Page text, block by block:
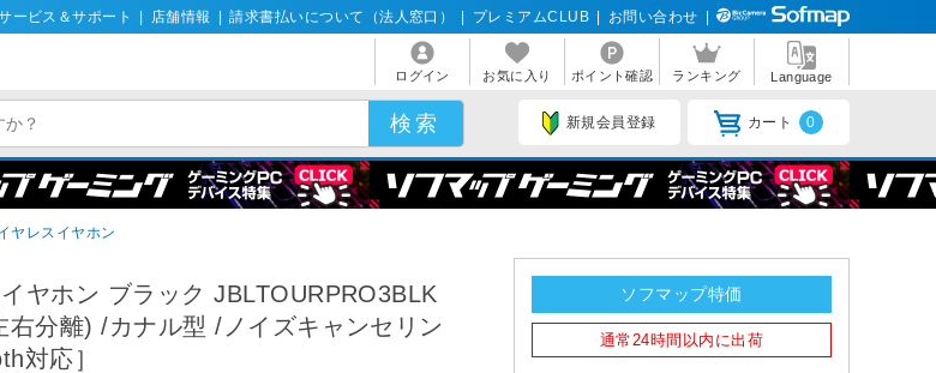
ービス＆サポート 店舗情報 請求書払いについて（法人窓口） プレミアムCLUB お問い合わせ
ログイン お気に入り ポイント確認 ランキング Language
新規会員登録 カート 0
ヤレスイヤホン
ヤホン ブラック JBLTOURPRO3BLK
右分離) /カナル型 /ノイズキャンセリン
対応］
ソフマップ特価
通常24時間以内に出荷